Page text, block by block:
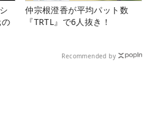
仲宗根澄香が平均パット数
『TRTL』で6人抜き！
Recommended by